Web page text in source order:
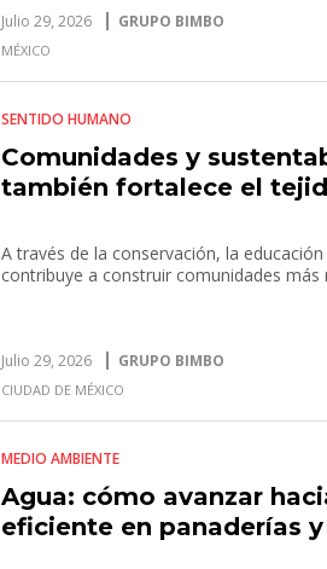
Julio 29, 2026 GRUPO BIMBO
MÉXICO
SENTIDO HUMANO
Comunidades y
también fortalece el
A través de la conservación, la
contribuye a construir comunidades más
Julio 29, 2026 GRUPO BIMBO
CIUDAD DE MÉXICO
MEDIO AMBIENTE
Agua: cómo avanzar
eficiente en panaderías